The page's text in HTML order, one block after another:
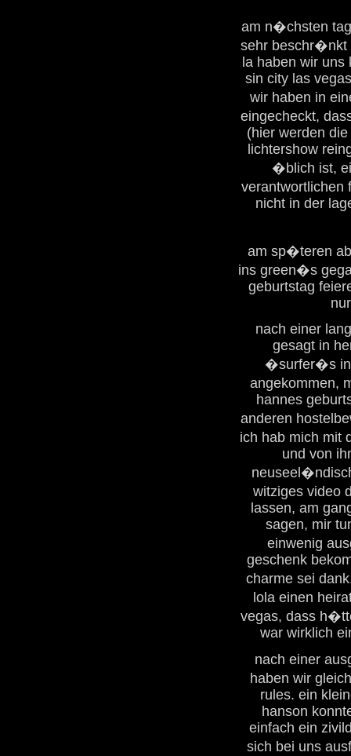
am n�chsten
sehr beschr�nkt
la haben wir uns
sin city las
wir haben in
eingecheckt,
(hier werden
lichtershow
�blich ist,
nicht in der
am sp�teren
ins green�s
geburtstag
nach einer
gesagt in
�surfer�s
angekommen,
hannes
anderen
ich hab mich mit
und von
witziges video
lassen, am
sagen, mir
einwenig
geschenk
charme sei
lola einen
vegas, dass
war wirklich
nach einer
haben wir
rules. ein
hanson
einfach ein
sich bei uns